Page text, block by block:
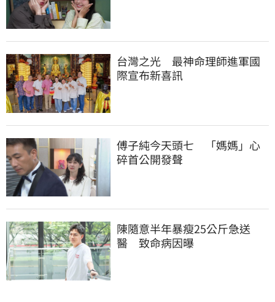
台灣之光　最神命理師進軍國
際宣布新喜訊
傅子純今天頭七　「媽媽」心
碎首公開發聲
陳隨意半年暴瘦25公斤急送
醫　致命病因曝